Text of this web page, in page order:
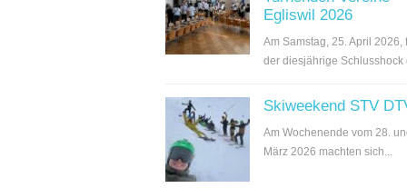
Egliswil 2026
Am Samstag, 25. April 2026,
der diesjährige Schlusshock
Skiweekend STV
Am Wochenende vom 28.
März 2026 machten sich...